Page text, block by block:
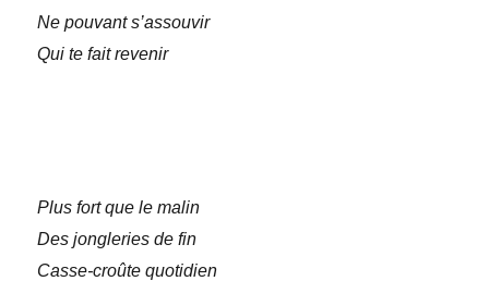
Ne pouvant s’assouvir
Qui te fait revenir
Plus fort que le malin
Des jongleries de fin
Casse-croûte quotidien